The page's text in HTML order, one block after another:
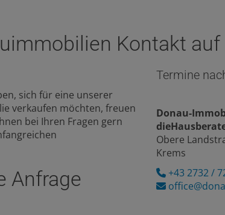
Kontakt auf
sich für eine unserer
verkaufen möchten, freuen
bei Ihren Fragen gern
Anfrage
Termine
Donau-
Obere
Krems
+43 2732 /